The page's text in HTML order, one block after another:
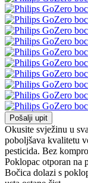
Pošalji upit
Okusite svježinu u
poboljšava kvalitetu
pesticida. Bez
Poklopac otporan na
Bočica dolazi s